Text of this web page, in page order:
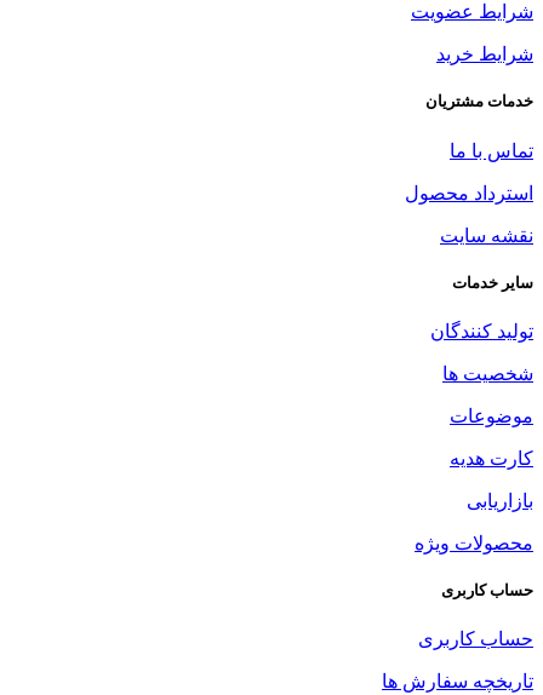
شرایط عضویت
شرایط خرید
خدمات مشتریان
تماس با ما
استرداد محصول
نقشه سایت
سایر خدمات
تولید کنندگان
شخصیت ها
موضوعات
کارت هدیه
بازاریابی
محصولات ویژه
حساب کاربری
حساب کاربری
تاریخچه سفارش ها